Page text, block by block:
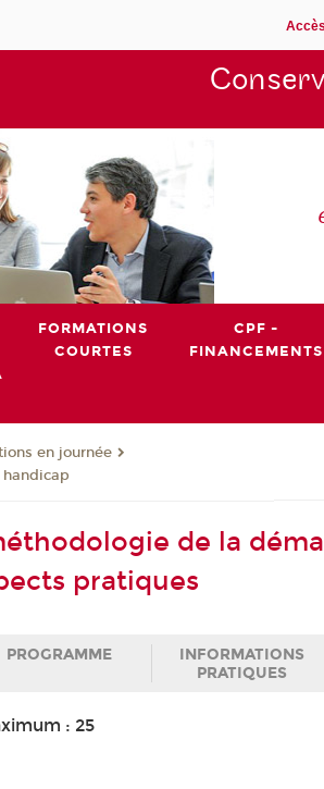
FORMATIONS
COURTES
CPF -
FINANCEMENTS
en journée
de la
pratiques
PROGRAMME
INFORMATIONS
PRATIQUES
: 25